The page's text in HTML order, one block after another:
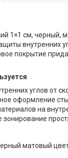
1×1 см,
внутренних
покрытие
углов от
оформление
на
зонирование
матовый